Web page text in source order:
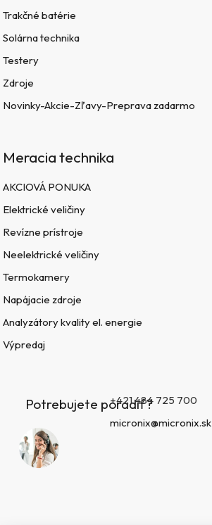
Trakčné batérie
Solárna technika
Testery
Zdroje
Novinky-Akcie-Zľavy-Preprava zadarmo
Meracia technika
AKCIOVÁ PONUKA
Elektrické veličiny
Revízne prístroje
Neelektrické veličiny
Termokamery
Napájacie zdroje
Analyzátory kvality el. energie
Výpredaj
Potrebujete poradiť?+421 484 725 700
micronix@micronix.sk